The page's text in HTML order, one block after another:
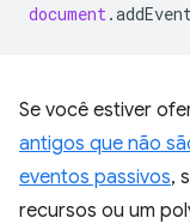
document .
Se você estiver
antigos que não
eventos passivos,
recursos ou um